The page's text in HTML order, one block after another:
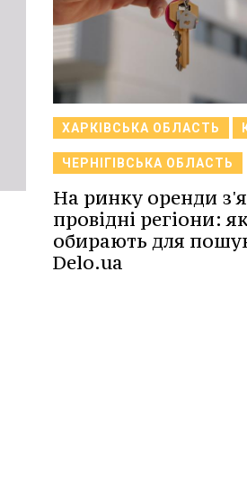
ХАРКІВСЬКА ОБЛАСТЬ
ЧЕРНІГІВСЬКА ОБЛАСТЬ
На ринку оренди
провідні регіони:
обирають для
Delo.ua